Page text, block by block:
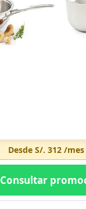
Desde S/. 312/mes
Consultar